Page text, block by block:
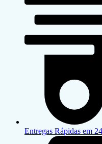
Entregas Rápidas em